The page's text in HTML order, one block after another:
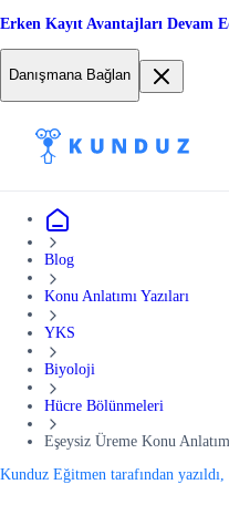
Erken Kayıt Avantajları Devam
Danışmana Bağlan
Blog
Konu Anlatımı Yazıları
YKS
Biyoloji
Hücre Bölünmeleri
Eşeysiz Üreme Konu
Kunduz Eğitmen tarafından